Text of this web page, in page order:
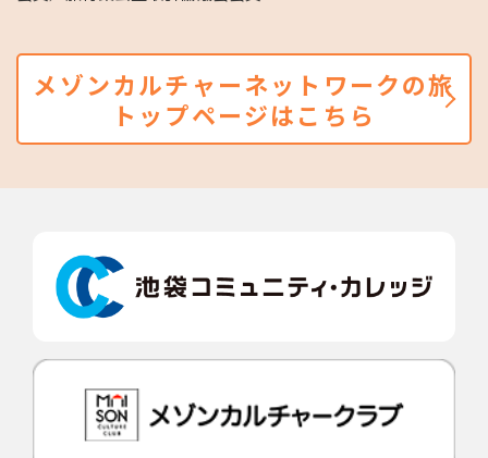
メゾンカルチャーネットワークの旅
トップページはこちら